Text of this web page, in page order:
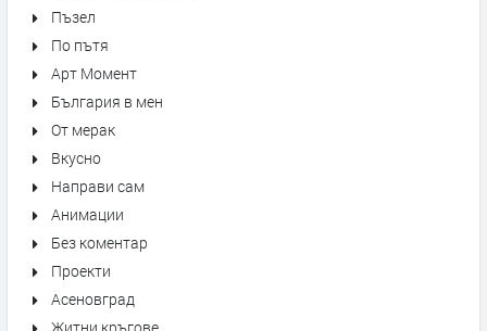
Пъзел
По пътя
Арт Момент
България в мен
От мерак
Вкусно
Направи сам
Анимации
Без коментар
Проекти
Асеновград
Житни кръгове